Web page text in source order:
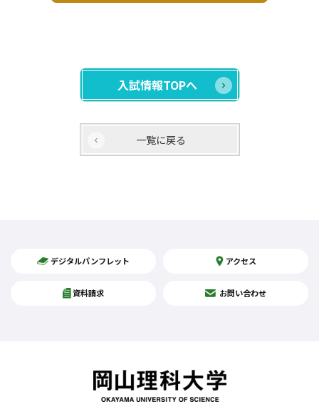
入試情報TOPへ
一覧に戻る
デジタルパンフレット アクセス
資料請求 お問い合わせ